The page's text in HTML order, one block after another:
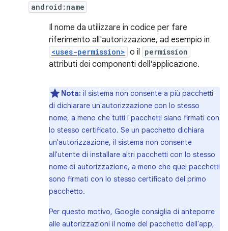
android:name
Il nome da utilizzare in codice per fare
riferimento all'autorizzazione, ad esempio in
<uses-permission> o il permission
attributi dei componenti dell'applicazione.
Nota: il sistema non consente a più pacchetti
di dichiarare un'autorizzazione con lo stesso
nome, a meno che tutti i pacchetti siano firmati con
lo stesso certificato. Se un pacchetto dichiara
un'autorizzazione, il sistema non consente
all'utente di installare altri pacchetti con lo stesso
nome di autorizzazione, a meno che quei pacchetti
sono firmati con lo stesso certificato del primo
pacchetto.
Per questo motivo, Google consiglia di anteporre
alle autorizzazioni il nome del pacchetto dell'app,